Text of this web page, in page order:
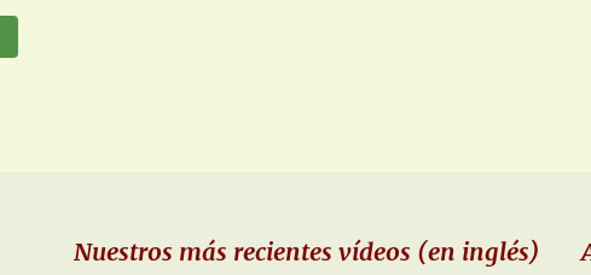
Nuestros más recientes vídeos (en inglés)